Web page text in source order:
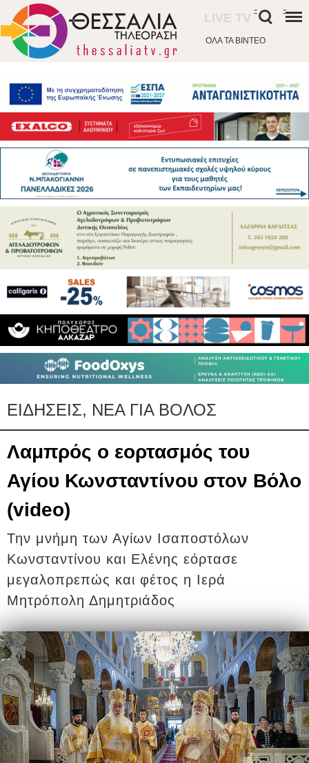
ΟΛΑ ΤΑ ΒΙΝΤΕΟ
LIVE TV
- -
ΕΙΔΗΣΕΙΣ, ΝΕΑ ΓΙΑ ΒΟΛΟΣ
Λαμπρός ο εορτασμός του
Αγίου Κωνσταντίνου στον Βόλο
(video)
Την μνήμη των Αγίων Ισαποστόλων
Κωνσταντίνου και Ελένης εόρτασε
μεγαλοπρεπώς και φέτος η Ιερά
Μητρόπολη Δημητριάδος